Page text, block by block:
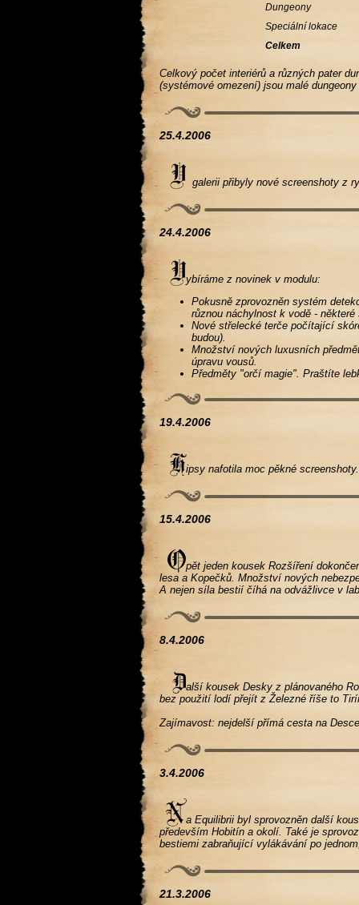
Dungeony
Speciální lokace
Celkem
Celkový počet interiérů a různých pater
(systémové omezení) jsou malé
25.4.2006
galerii přibyly nové screenshoty z
24.4.2006
ybíráme z novinek v modulu:
Pokusně zprovozněn systém
různou náchylnost k vodě -
Nové střelecké terče počítající
budou).
Množství nových luxusních
úpravu vousů.
Předměty "orčí magie". Praštíte
19.4.2006
ipsy nafotila moc pěkné
15.4.2006
pět jeden kousek Rozšíření
lesa a Kopečků. Množství nových
A nejen síla bestií číhá na odvážlivce v
8.4.2006
alší kousek Desky z plánovaného
bez použití lodí přejít z Železné říše to
Zajímavost: nejdelší přímá cesta na
3.4.2006
a Equilibrii byl sprovozněn další
především Hobitín a okolí. Také je
bestiemi zabraňující vylákávání po
21.3.2006